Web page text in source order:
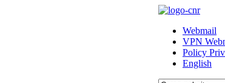
Webmail
VPN
Policy
English